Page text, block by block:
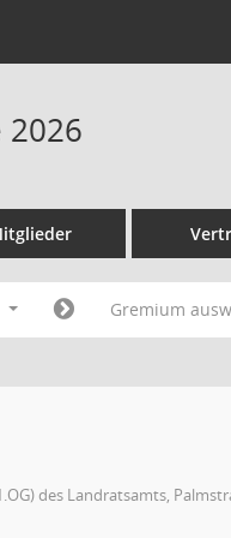
2026
Gremium
des Landratsamts,